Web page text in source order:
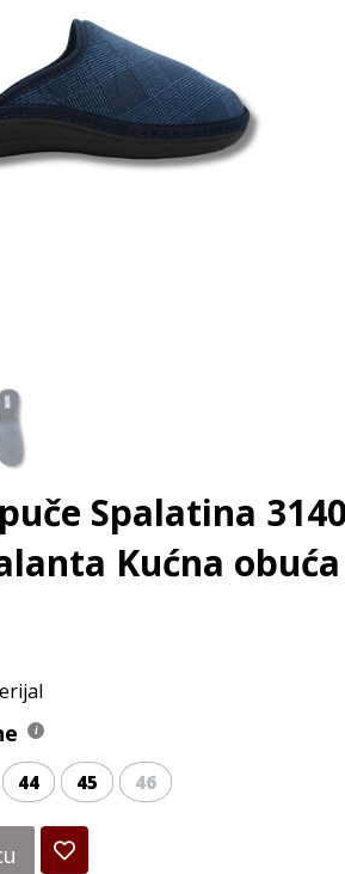
Spalatina
Kućna obuća
44 45 46